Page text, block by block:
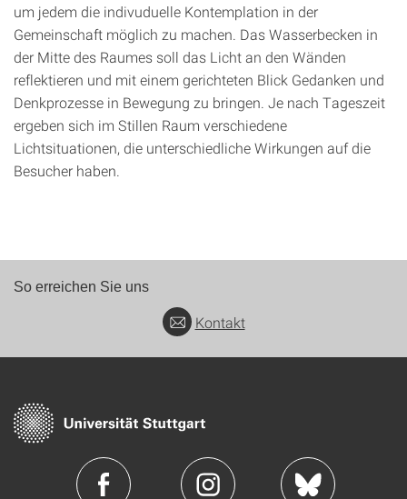
um jedem die indivuduelle Kontemplation in der
Gemeinschaft möglich zu machen. Das Wasserbecken in
der Mitte des Raumes soll das Licht an den Wänden
reflektieren und mit einem gerichteten Blick Gedanken und
Denkprozesse in Bewegung zu bringen. Je nach Tageszeit
ergeben sich im Stillen Raum verschiedene
Lichtsituationen, die unterschiedliche Wirkungen auf die
Besucher haben.
So erreichen Sie uns
Kontakt